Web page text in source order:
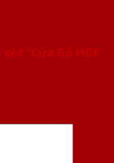
“Cửa Gỗ HDF